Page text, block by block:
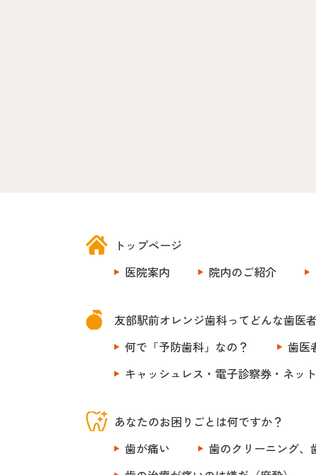
トップページ
医院案内
院内のご紹介
友部駅前オレンジ歯科ってどんな歯医
何で「予防歯科」なの？
歯医
キャッシュレス・電子診察券・ネッ
あなたのお困りごとは何ですか？
歯が痛い
歯のクリーニング、